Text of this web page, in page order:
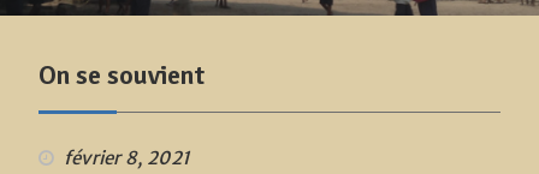
On se souvient
février 8, 2021